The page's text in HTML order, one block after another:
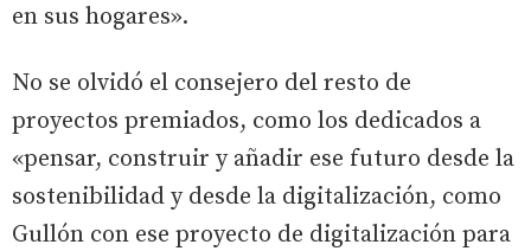
en sus hogares».
No se olvidó el consejero del resto de
proyectos premiados, como los dedicados a
«pensar, construir y añadir ese futuro desde la
sostenibilidad y desde la digitalización, como
Gullón con ese proyecto de digitalización para